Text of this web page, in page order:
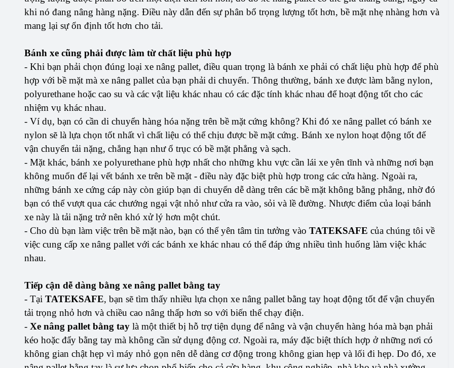
khi nó đang nâng hàng nặng. Điều này dẫn đến sự phân bổ trọng lượng tốt hơn, bề mặt nhẹ nhàng hơn và
mang lại sự ổn định tốt hơn cho tải.
Bánh xe cũng phải được làm từ chất liệu phù hợp
- Khi bạn phải chọn đúng loại xe nâng pallet, điều quan trọng là bánh xe phải có chất liệu phù hợp để phù
hợp với bề mặt mà xe nâng pallet của bạn phải di chuyển. Thông thường, bánh xe được làm bằng nylon,
polyurethane hoặc cao su và các vật liệu khác nhau có các đặc tính khác nhau để hoạt động tốt cho các
nhiệm vụ khác nhau.
- Ví dụ, bạn có cần di chuyển hàng hóa nặng trên bề mặt cứng không? Khi đó xe nâng pallet có bánh xe
nylon sẽ là lựa chọn tốt nhất vì chất liệu có thể chịu được bề mặt cứng. Bánh xe nylon hoạt động tốt để
vận chuyển tải nặng, chẳng hạn như ổ trục có bề mặt phẳng và sạch.
- Mặt khác, bánh xe polyurethane phù hợp nhất cho những khu vực cần lái xe yên tĩnh và những nơi bạn
không muốn để lại vết bánh xe trên bề mặt - điều này đặc biệt phù hợp trong các cửa hàng. Ngoài ra,
những bánh xe cứng cáp này còn giúp bạn di chuyển dễ dàng trên các bề mặt không bằng phẳng, nhờ đó
bạn có thể vượt qua các chướng ngại vật nhỏ như cửa ra vào, sỏi và lề đường. Nhược điểm của loại bánh
xe này là tải nặng trở nên khó xử lý hơn một chút.
- Cho dù bạn làm việc trên bề mặt nào, bạn có thể yên tâm tin tưởng vào TATEKSAFE của chúng tôi về
việc cung cấp xe nâng pallet với các bánh xe khác nhau có thể đáp ứng nhiều tình huống làm việc khác
nhau.
Tiếp cận dễ dàng bằng xe nâng pallet bằng tay
- Tại TATEKSAFE, bạn sẽ tìm thấy nhiều lựa chọn xe nâng pallet bằng tay hoạt động tốt để vận chuyển
tải trọng nhỏ hơn và chiều cao nâng thấp hơn so với biến thể chạy điện.
- Xe nâng pallet bằng tay là một thiết bị hỗ trợ tiện dụng để nâng và vận chuyển hàng hóa mà bạn phải
kéo hoặc đẩy bằng tay mà không cần sử dụng động cơ. Ngoài ra, máy đặc biệt thích hợp ở những nơi có
không gian chật hẹp vì máy nhỏ gọn nên dễ dàng cơ động trong không gian hẹp và lối đi hẹp. Do đó, xe